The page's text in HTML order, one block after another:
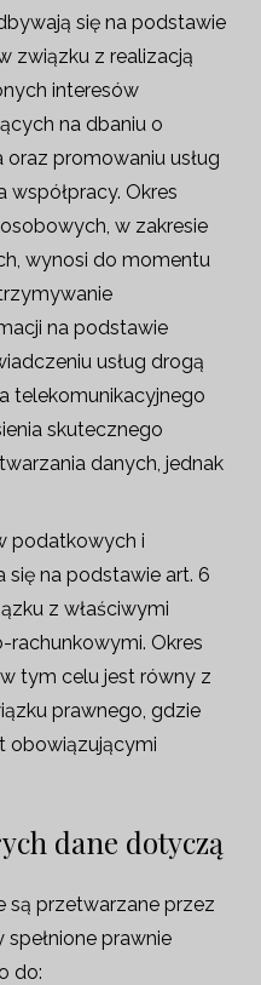
się na podstawie
związku z realizacją
interesów
na dbaniu o
promowaniu usług
współpracy. Okres
w zakresie
wynosi do momentu
na podstawie
usług drogą
telekomunikacyjnego
skutecznego
danych, jednak
podatkowych i
na podstawie art. 6
z właściwymi
Okres
tym celu jest równy z
prawnego, gdzie
obowiązującymi
dane dotyczą
są przetwarzane przez
spełnione prawnie
do: